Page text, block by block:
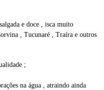
e doce , isca muito
, Tucunaré , Traíra e outros
;
na água , atraindo ainda